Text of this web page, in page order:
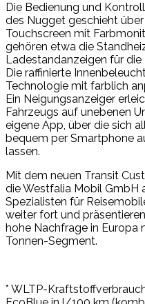
Die Bedienung und
des Nugget geschieht
Touchscreen mit
gehören etwa die
Ladestandanzeigen für
Die raffinierte
Technologie mit farblich
Ein Neigungsanzeiger
Fahrzeugs auf unebenen
eigene App, über die sich
bequem per Smartphone
lassen.
Mit dem neuen Transit
die Westfalia Mobil GmbH
Spezialisten für
weiter fort und
hohe Nachfrage in Europa
Tonnen-Segment.
* WLTP-